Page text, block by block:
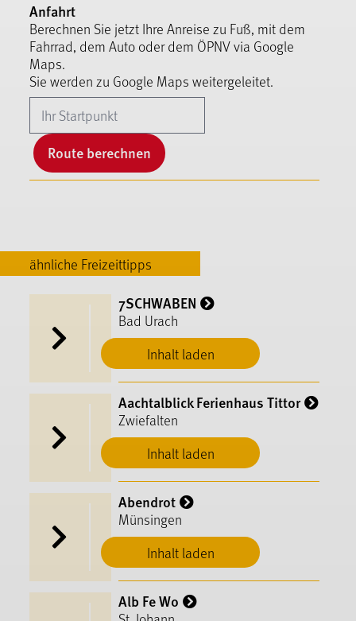
Anfahrt
Berechnen Sie jetzt Ihre Anreise zu Fuß, mit dem
Fahrrad, dem Auto oder dem ÖPNV via Google
Maps.
Sie werden zu Google Maps weitergeleitet.
Route berechnen
ähnliche Freizeittipps
Inhalt laden
7SCHWABEN
Bad Urach
Inhalt laden
Aachtalblick Ferienhaus Tittor
Zwiefalten
Inhalt laden
Abendrot
Münsingen
Alb Fe Wo